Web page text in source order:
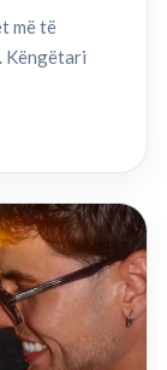
më të
Këngëtari